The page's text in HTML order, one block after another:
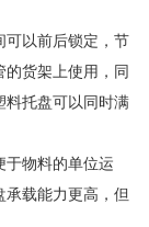
以前后锁定，节
货架上使用，同
料托盘可以同时满
物料的单位运
承载能力更高，但